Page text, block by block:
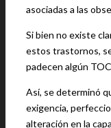
asociadas a las
Si bien no existe
estos trastornos,
padecen algún
Así, se determinó
exigencia,
alteración en la